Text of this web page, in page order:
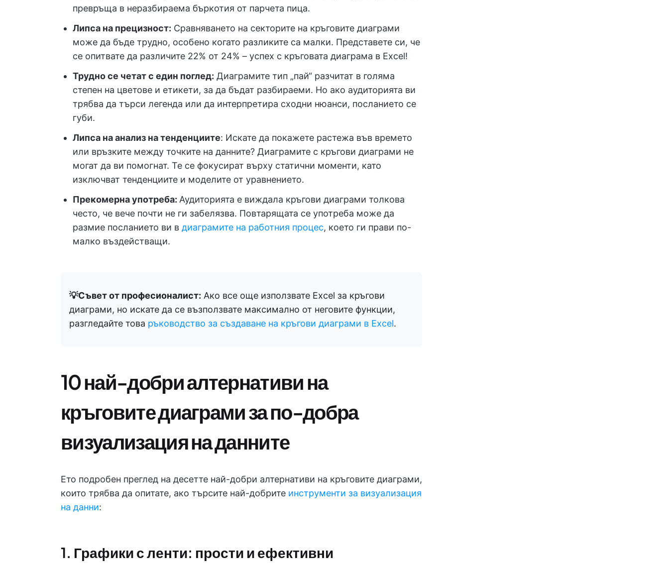
превръща в неразбираема бъркотия от парчета пица.
Липса на прецизност: Сравняването на секторите на кръговите диаграми
може да бъде трудно, особено когато разликите са малки. Представете си, че
се опитвате да различите 22% от 24% – успех с кръговата диаграма в Excel!
Трудно се четат с един поглед: Диаграмите тип „пай“ разчитат в голяма
степен на цветове и етикети, за да бъдат разбираеми. Но ако аудиторията ви
трябва да търси легенда или да интерпретира сходни нюанси, посланието се
губи.
Липса на анализ на тенденциите: Искате да покажете растежа във времето
или връзките между точките на данните? Диаграмите с кръгови диаграми не
могат да ви помогнат. Те се фокусират върху статични моменти, като
изключват тенденциите и моделите от уравнението.
Прекомерна употреба: Аудиторията е виждала кръгови диаграми толкова
често, че вече почти не ги забелязва. Повтарящата се употреба може да
размие посланието ви в диаграмите на работния процес, което ги прави по-
малко въздействащи.
💡Съвет от професионалист: Ако все още използвате Excel за кръгови
диаграми, но искате да се възползвате максимално от неговите функции,
разгледайте това ръководство за създаване на кръгови диаграми в Excel.
10 най-добри алтернативи на
кръговите диаграми за по-добра
визуализация на данните
Ето подробен преглед на десетте най-добри алтернативи на кръговите диаграми,
които трябва да опитате, ако търсите най-добрите инструменти за визуализация
на данни:
1. Графики с ленти: прости и ефективни